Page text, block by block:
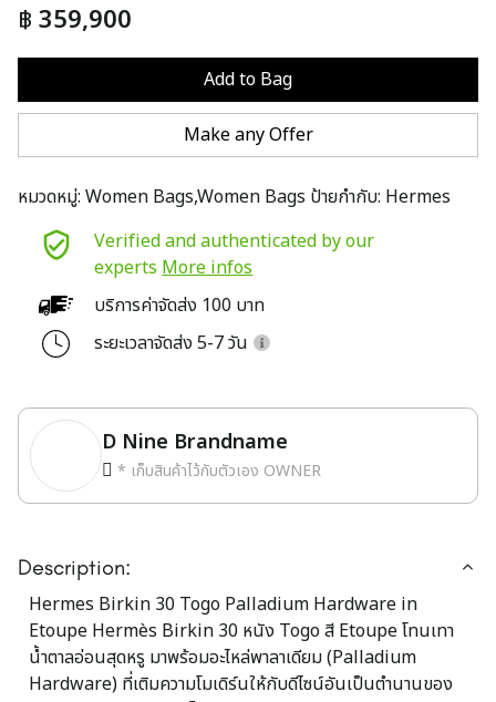
฿ 359,900
Add to Bag
Make any Offer
หมวดหมู่: Women Bags,Women Bags ป้ายกำกับ: Hermes
Verified and authenticated by our
experts More infos
บริการค่าจัดส่ง 100 บาท
ระยะเวลาจัดส่ง 5-7 วัน
D Nine Brandname
* เก็บสินค้าไว้กับตัวเอง OWNER
Description:
Hermes Birkin 30 Togo Palladium Hardware in
Etoupe Hermès Birkin 30 หนัง Togo สี Etoupe โทนเทา
น้ำตาลอ่อนสุดหรู มาพร้อมอะไหล่พาลาเดียม (Palladium
Hardware) ที่เติมความโมเดิร์นให้กับดีไซน์อันเป็นตำนานของ